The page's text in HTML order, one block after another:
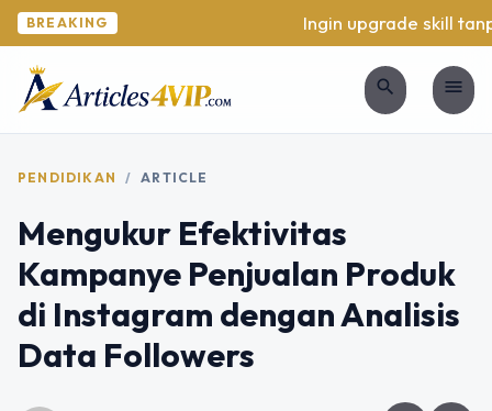
BREAKING Ingin upgrade skill
search menu
PENDIDIKAN / ARTICLE
Mengukur Efektivitas
Kampanye Penjualan Produk
di Instagram dengan Analisis
Data Followers